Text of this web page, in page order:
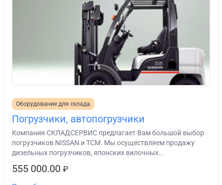
Оборудование для склада
Погрузчики, автопогрузчики
Компания СКЛАДСЕРВИС предлагает Вам большой выбор
погрузчиков NISSAN и TCM. Мы осуществляем продажу
дизельных погрузчиков, японских вилочных...
555 000.00 ₽